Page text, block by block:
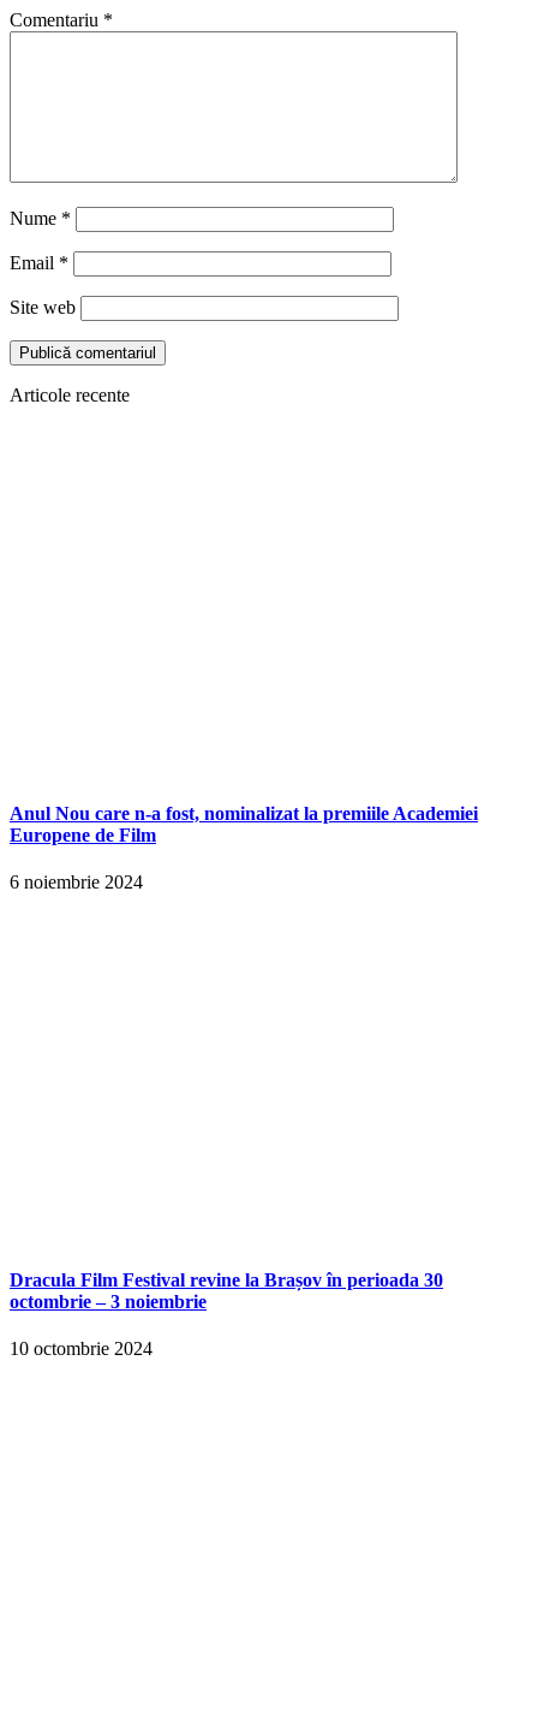
Comentariu *
Nume *
Email *
Site web
Articole recente
Anul Nou care n-a fost, nominalizat la premiile Academiei
Europene de Film
6 noiembrie 2024
Dracula Film Festival revine la Brașov în perioada 30
octombrie – 3 noiembrie
10 octombrie 2024